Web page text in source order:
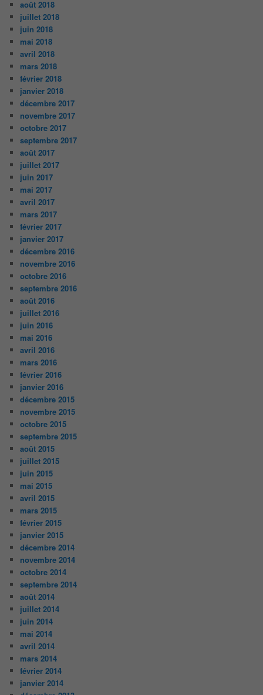
août 2018
juillet 2018
juin 2018
mai 2018
avril 2018
mars 2018
février 2018
janvier 2018
décembre 2017
novembre 2017
octobre 2017
septembre 2017
août 2017
juillet 2017
juin 2017
mai 2017
avril 2017
mars 2017
février 2017
janvier 2017
décembre 2016
novembre 2016
octobre 2016
septembre 2016
août 2016
juillet 2016
juin 2016
mai 2016
avril 2016
mars 2016
février 2016
janvier 2016
décembre 2015
novembre 2015
octobre 2015
septembre 2015
août 2015
juillet 2015
juin 2015
mai 2015
avril 2015
mars 2015
février 2015
janvier 2015
décembre 2014
novembre 2014
octobre 2014
septembre 2014
août 2014
juillet 2014
juin 2014
mai 2014
avril 2014
mars 2014
février 2014
janvier 2014